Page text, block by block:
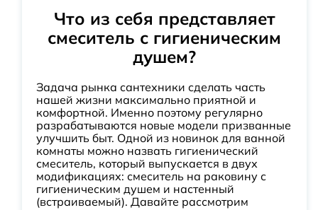
Что из себя представляет
смеситель с гигиеническим
душем?
Задача рынка сантехники сделать часть
нашей жизни максимально приятной и
комфортной. Именно поэтому регулярно
разрабатываются новые модели призванные
улучшить быт. Одной из новинок для ванной
комнаты можно назвать гигиенический
смеситель, который выпускается в двух
модификациях: смеситель на раковину с
гигиеническим душем и настенный
(встраиваемый). Давайте рассмотрим